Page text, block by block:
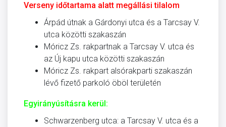
Verseny időtartama alatt megállási tilalom
Árpád útnak a Gárdonyi utca és a Tarcsay V.
utca közötti szakaszán
Móricz Zs. rakpartnak a Tarcsay V. utca és
az Új kapu utca közötti szakaszán
Móricz Zs. rakpart alsórakparti szakaszán
lévő fizető parkoló öböl területén
Egyirányúsításra kerül:
Schwarzenberg utca: a Tarcsay V. utca és a